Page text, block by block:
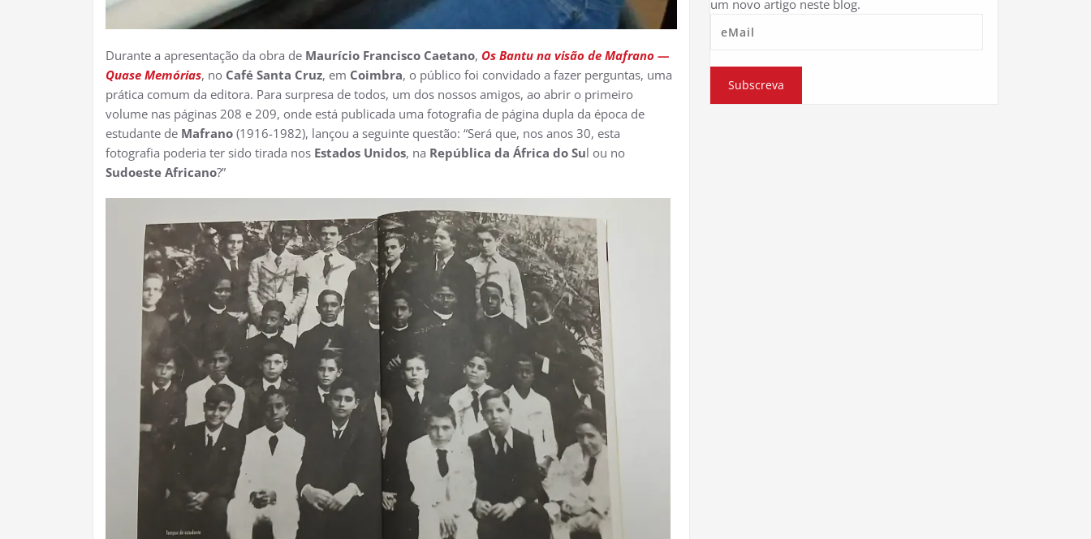
Durante a apresentação da obra de Maurício Francisco Caetano, Os Bantu na visão de Mafrano —
Quase Memórias, no Café Santa Cruz, em Coimbra, o público foi convidado a fazer perguntas, uma
prática comum da editora. Para surpresa de todos, um dos nossos amigos, ao abrir o primeiro
volume nas páginas 208 e 209, onde está publicada uma fotografia de página dupla da época de
estudante de Mafrano (1916-1982), lançou a seguinte questão: “Será que, nos anos 30, esta
fotografia poderia ter sido tirada nos Estados Unidos, na República da África do Sul ou no
Sudoeste Africano?”
um novo artigo neste blog.
Subscreva